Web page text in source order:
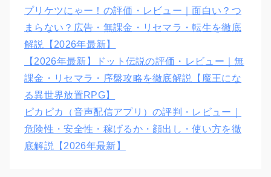
プリケツにゃー！の評価・レビュー｜面白い？つ
まらない？広告・無課金・リセマラ・転生を徹底
解説【2026年最新】
【2026年最新】ドット伝説の評価・レビュー｜無
課金・リセマラ・序盤攻略を徹底解説【魔王にな
る異世界放置RPG】
ピカピカ（音声配信アプリ）の評判・レビュー｜
危険性・安全性・稼げるか・顔出し・使い方を徹
底解説【2026年最新】